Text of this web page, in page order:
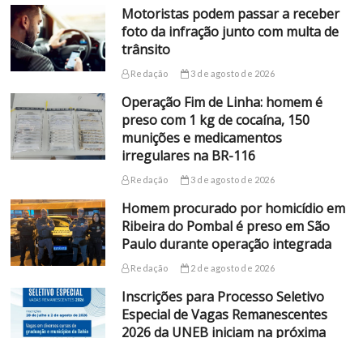
Motoristas podem passar a receber
foto da infração junto com multa de
trânsito
Redação 3 de agosto de 2026
Operação Fim de Linha: homem é
preso com 1 kg de cocaína, 150
munições e medicamentos
irregulares na BR-116
Redação 3 de agosto de 2026
Homem procurado por homicídio em
Ribeira do Pombal é preso em São
Paulo durante operação integrada
Redação 2 de agosto de 2026
Inscrições para Processo Seletivo
Especial de Vagas Remanescentes
2026 da UNEB iniciam na próxima